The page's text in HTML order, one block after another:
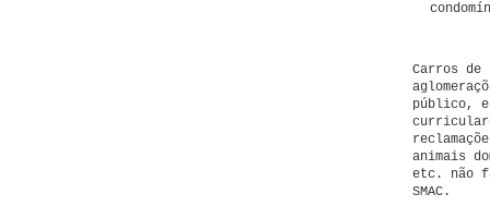
Carros de
público,
animais
etc. não
SMAC.